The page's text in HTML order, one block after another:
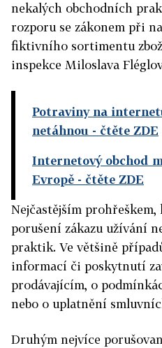
nekalých obchodních
rozporu se zákonem při
fiktivního sortimentu
inspekce Miloslava
Potraviny na
netáhnou - čtěte ZDE
Internetový obchod
Evropě - čtěte ZDE
Nejčastějším
porušení zákazu užívání
praktik. Ve většině
informací či poskytnutí
prodávajícím, o
nebo o uplatnění
Druhým nejvíce